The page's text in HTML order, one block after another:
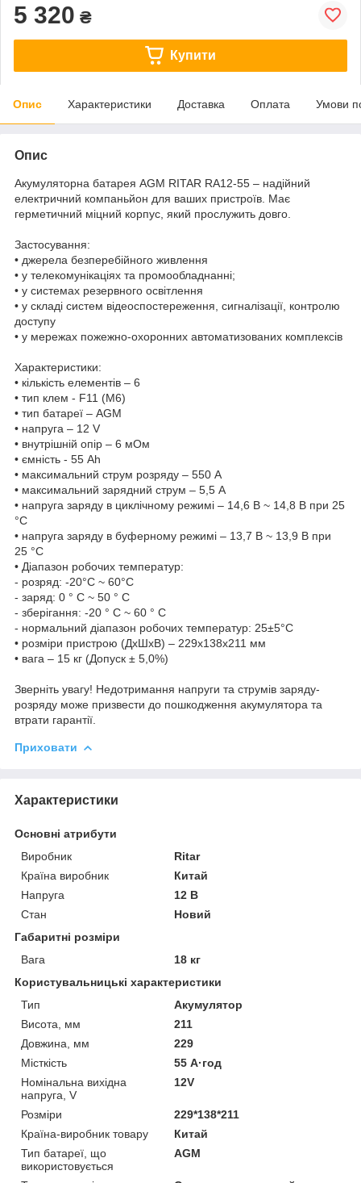
5 320 ₴
Купити
Опис Характеристики Доставка Оплата Умови
Опис
Акумуляторна батарея AGM RITAR RA12-55 – надійний
електричний компаньйон для ваших пристроїв. Має
герметичний міцний корпус, який прослужить довго.
Застосування:
• джерела безперебійного живлення
• у телекомунікаціях та промообладнанні;
• у системах резервного освітлення
• у складі систем відеоспостереження, сигналізації, контролю
доступу
• у мережах пожежно-охоронних автоматизованих комплексів
Характеристики:
• кількість елементів – 6
• тип клем - F11 (М6)
• тип батареї – AGM
• напруга – 12 V
• внутрішній опір – 6 мОм
• ємність - 55 Ah
• максимальний струм розряду – 550 А
• максимальний зарядний струм – 5,5 A
• напруга заряду в циклічному режимі – 14,6 В ~ 14,8 В при 25
°С
• напруга заряду в буферному режимі – 13,7 В ~ 13,9 В при
25 °С
• Діапазон робочих температур:
- розряд: -20°C ~ 60°C
- заряд: 0 ° C ~ 50 ° C
- зберігання: -20 ° C ~ 60 ° C
- нормальний діапазон робочих температур: 25±5°C
• розміри пристрою (ДхШхВ) – 229х138x211 мм
• вага – 15 кг (Допуск ± 5,0%)
Зверніть увагу! Недотримання напруги та струмів заряду-
розряду може призвести до пошкодження акумулятора та
втрати гарантії.
Приховати
Характеристики
Основні атрибути
Виробник
Ritar
Країна виробник
Китай
Напруга
12 В
Стан
Новий
Габаритні розміри
Вага
18 кг
Користувальницькі характеристики
Тип
Акумулятор
Висота, мм
211
Довжина, мм
229
Місткість
55 А·год
Номінальна вихідна
напруга, V
12V
Розміри
229*138*211
Країна-виробник товару
Китай
Тип батареї, що
використовується
AGM